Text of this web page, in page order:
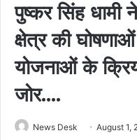
पुष्कर सिंह धामी
क्षेत्र की
योजनाओं के
जोर….
News Desk August 1,